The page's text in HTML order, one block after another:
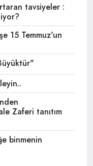
tavsiyeler :
15 Temmuz'un
Zaferi tanıtım
binmenin